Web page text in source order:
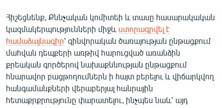
Հիշեցնենք, Քննչական կոմիտեի և տասը հասարակական
կազմակերպությունների միջև ստորագրվել է
համաձայնագիր՝ զինվորական ծառայության ընթացքում
մահվան դեպքերի առթիվ հարուցված առանձին
քրեական գործերով նախաքննության ընթացքում
հնարավոր բացթողումներն ի հայտ բերելու և վիճարկվող
հանգամանքների վերաբերյալ հանրային
հետաքրքրությունը փարատելու, ինչպես նաև՝ այդ